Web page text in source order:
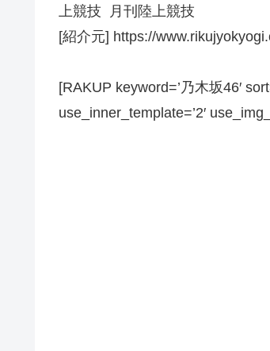
上競技 月刊陸上競技
[紹介元] https://
[RAKUP keyword=’乃木坂46′
use_inner_template=’2′